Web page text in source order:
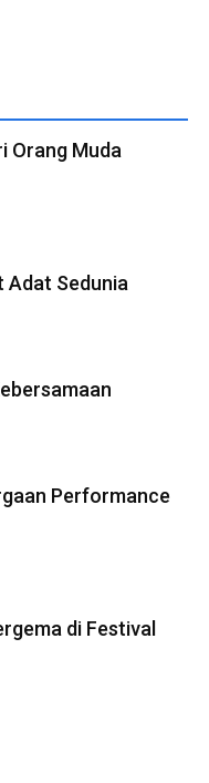
Orang Muda
Adat Sedunia
Performance
di Festival